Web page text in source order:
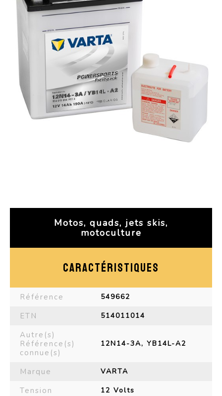
Motos, quads, jets skis,
motoculture
CARACTÉRISTIQUES
Référence 549662
ETN 514011014
Autre(s)
Référence(s)
connue(s)
12N14-3A, YB14L-A2
Marque VARTA
Tension 12 Volts